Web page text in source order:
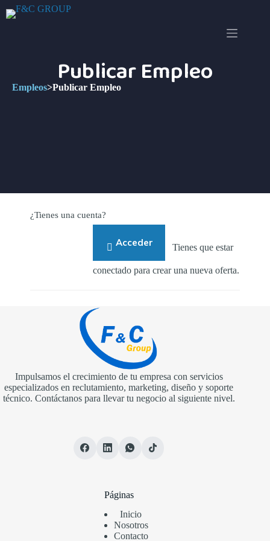
Publicar Empleo
Empleos>Publicar Empleo
¿Tienes una cuenta?
Acceder
conectado para crear una nueva oferta.
Impulsamos el crecimiento de tu empresa con servicios
especializados en reclutamiento, marketing, diseño y soporte
técnico. Contáctanos para llevar tu negocio al siguiente nivel.
Páginas
Inicio
Nosotros
Contacto